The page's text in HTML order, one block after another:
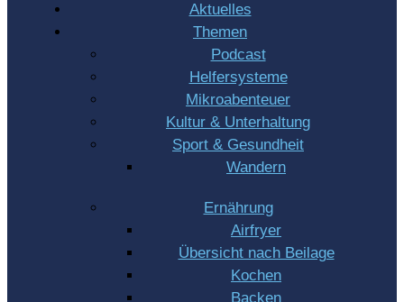
Aktuelles
Themen
Podcast
Helfersysteme
Mikroabenteuer
Kultur & Unterhaltung
Sport & Gesundheit
Wandern
Ernährung
Airfryer
Übersicht nach Beilage
Kochen
Backen